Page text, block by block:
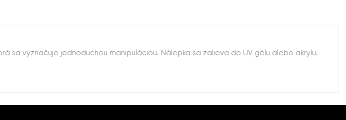
vyznačuje jednoduchou manipuláciou. Nálepka sa zalieva do UV gélu alebo akrylu.